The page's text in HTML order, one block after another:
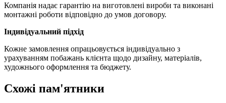
Компанія надає гарантію на виготовлені вироби та виконані
монтажні роботи відповідно до умов договору.
Індивідуальний підхід
Кожне замовлення опрацьовується індивідуально з
урахуванням побажань клієнта щодо дизайну, матеріалів,
художнього оформлення та бюджету.
Схожі пам'ятники